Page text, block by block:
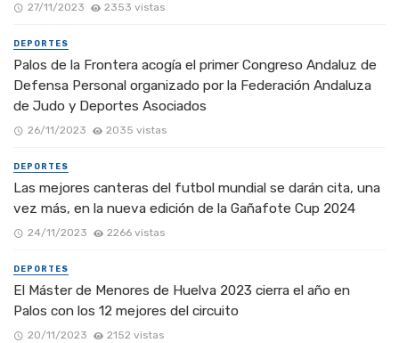
27/11/2023 2353 vistas
DEPORTES
Palos de la Frontera acogía el primer Congreso Andaluz de
Defensa Personal organizado por la Federación Andaluza
de Judo y Deportes Asociados
26/11/2023 2035 vistas
DEPORTES
Las mejores canteras del futbol mundial se darán cita, una
vez más, en la nueva edición de la Gañafote Cup 2024
24/11/2023 2266 vistas
DEPORTES
El Máster de Menores de Huelva 2023 cierra el año en
Palos con los 12 mejores del circuito
20/11/2023 2152 vistas